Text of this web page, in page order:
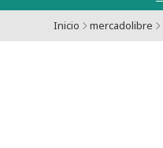
Inicio mercadolibre